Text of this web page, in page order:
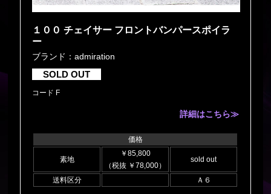
１００ チェイサー フロントバンパースポイラ
ー
ブランド：admiration
SOLD OUT
コード F
詳細はこちら≫
価格
素地
￥85,800
（税抜 ￥78,000）
sold out
送料区分 Ａ６